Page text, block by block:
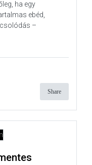
ha egy
ebéd,
–
Share